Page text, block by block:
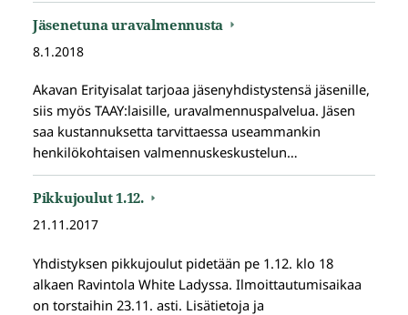
Jäsenetuna uravalmennusta
8.1.2018
Akavan Erityisalat tarjoaa jäsenyhdistystensä jäsenille,
siis myös TAAY:laisille, uravalmennuspalvelua. Jäsen
saa kustannuksetta tarvittaessa useammankin
henkilökohtaisen valmennuskeskustelun…
Pikkujoulut 1.12.
21.11.2017
Yhdistyksen pikkujoulut pidetään pe 1.12. klo 18
alkaen Ravintola White Ladyssa. Ilmoittautumisaikaa
on torstaihin 23.11. asti. Lisätietoja ja